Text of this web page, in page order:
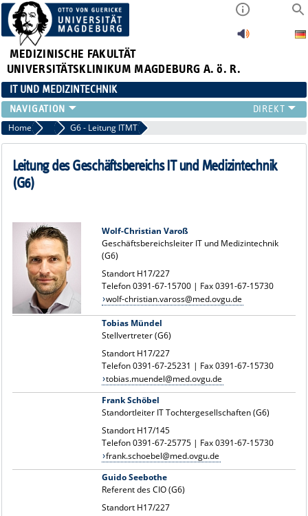
MEDIZINISCHE FAKULTÄT
UNIVERSITÄTSKLINIKUM MAGDEBURG A. ö. R.
IT UND MEDIZINTECHNIK
LEISTUNGSANGEBOT
SERVICE
STRUKTUR
APPS
Home StrukturG6 - Leitung ITMT
Leitung des Geschäftsbereichs IT und Medizintechnik
(G6)
Wolf-Christian Varoß
Geschäftsbereichsleiter IT und Medizintechnik
(G6)
Standort H17/227
Telefon 0391-67-15700 | Fax 0391-67-15730
wolf-christian.vaross@med.ovgu.de
Tobias Mündel
Stellvertreter (G6)
Standort H17/227
Telefon 0391-67-25231 | Fax 0391-67-15730
tobias.muendel@med.ovgu.de
Frank Schöbel
Standortleiter IT Tochtergesellschaften (G6)
Standort H17/145
Telefon 0391-67-25775 | Fax 0391-67-15730
frank.schoebel@med.ovgu.de
Guido Seebothe
Referent des CIO (G6)
Standort H17/227